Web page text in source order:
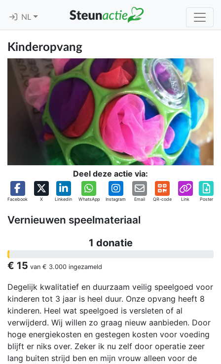
NL
Kinderopvang
Deel deze actie via:
Facebook X Linkedin WhatsApp Instagram Email QR-code Link Poster
Vernieuwen speelmateriaal
1 donatie
€ 15 van € 3.000 ingezameld
Degelijk kwalitatief en duurzaam veilig speelgoed voor
kinderen tot 3 jaar is heel duur. Onze opvang heeft 8
kinderen. Heel wat speelgoed is versleten of al
verwijderd. Wij willen zo graag nieuw aanbieden. Door
hoge energiekosten en gestegen kosten voor voeding
blijft er niks over. Zeker ik nu zelf door operatie zeer
lang buiten strijd ben en mijn vrouw alleen voor de